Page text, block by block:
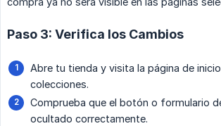
Paso 3: Verifica los Cambios
Abre tu tienda y visita la página de
colecciones.
Comprueba que el botón o formulario
ocultado correctamente.